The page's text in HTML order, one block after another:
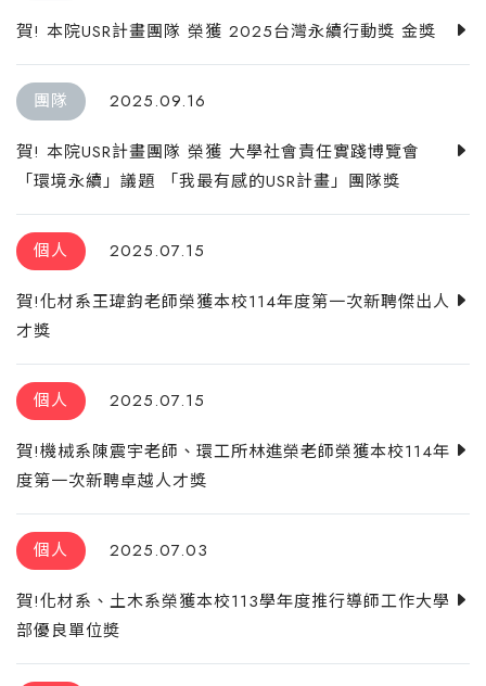
賀! 本院USR計畫團隊 榮獲 2025台灣永續行動獎 金獎
團隊 2025.09.16
賀! 本院USR計畫團隊 榮獲 大學社會責任實踐博覽會
「環境永續」議題 「我最有感的USR計畫」團隊獎
個人 2025.07.15
賀!化材系王瑋鈞老師榮獲本校114年度第一次新聘傑出人
才獎
個人 2025.07.15
賀!機械系陳震宇老師、環工所林進榮老師榮獲本校114年
度第一次新聘卓越人才獎
個人 2025.07.03
賀!化材系、土木系榮獲本校113學年度推行導師工作大學
部優良單位奬